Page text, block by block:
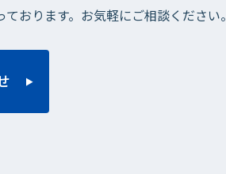
おります。お気軽にご相談ください。